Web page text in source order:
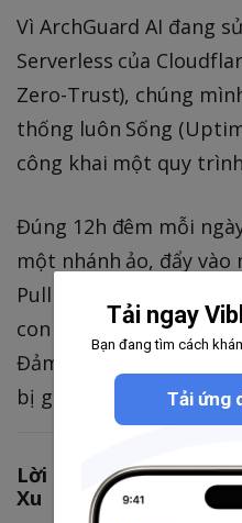
Vì ArchGuard AI đang
Serverless của
Zero-Trust), chúng
thống luôn Sống
công khai một quy trình
Đúng 12h đêm mỗi
một nhánh ảo, đẩy
Pull Request và đợi con
con AI hoàn thành
Đảm bảo trải nghiệm
bị gián đoạn.
Lời Cam Kết: 100%
Xu
Tải ngay
Bạn đang tìm cách
Tải ứng